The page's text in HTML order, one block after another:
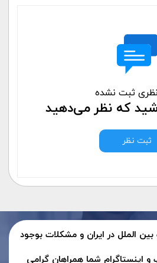
ثبت نشده
که نظر می‌دهید
ثبت نظر
بین الملل در ایران و مشکلات بوجود
اینستاگرام شما همراهان گرامی